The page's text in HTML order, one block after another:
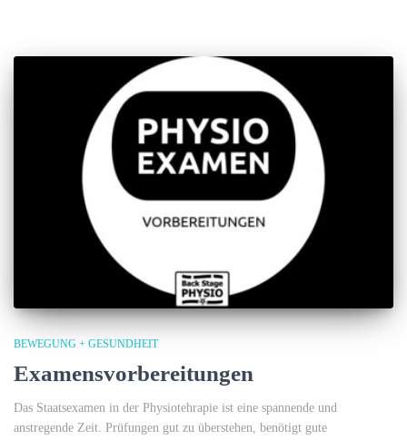
BEWEGUNG + GESUNDHEIT
Examensvorbereitungen
Das Staatsexamen in der Physiotehrapie ist eine spannende und
anstregende Zeit. Prüfungen gut zu überstehen, benötigt gute